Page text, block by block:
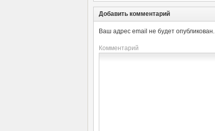
Добавить комментарий
Ваш адрес email не будет опубликован.
Комментарий